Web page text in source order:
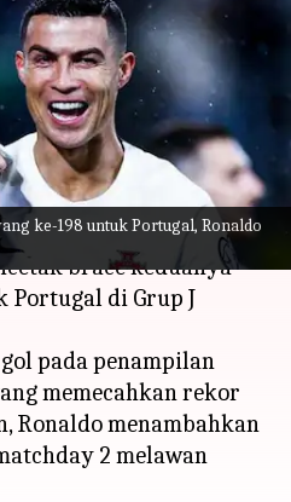
ke-198 untuk Portugal, Ronaldo
turut
Statistik
11:04 am
brace keduanya
Portugal di Grup J
pada penampilan
memecahkan rekor
Ronaldo menambahkan
2 melawan